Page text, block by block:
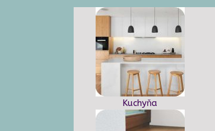
Kuchyňa